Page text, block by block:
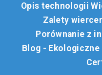
Opis technologii
Zalety
Porównanie z
Blog -